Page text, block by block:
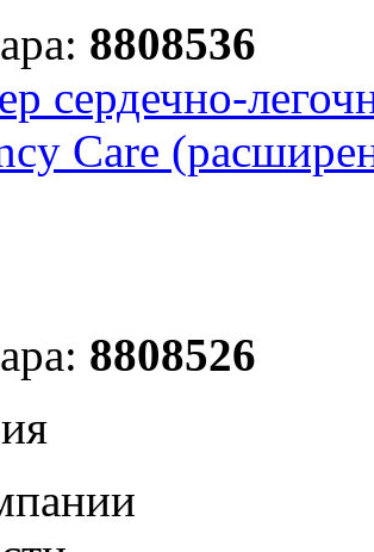
8808536
сердечно-
Care
8808526